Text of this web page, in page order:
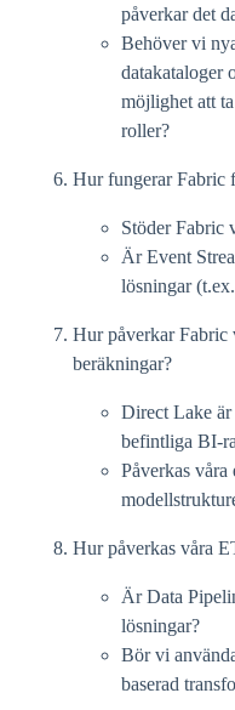
påverkar det
Behöver vi
datakataloger
möjlighet att
roller?
Hur fungerar Fabric
Stöder Fabric
ÄrEvent
lösningar
Hur påverkar
beräkningar?
Direct Lake
befintliga BI-
Påverkas
Hur påverkas våra
ÄrData
lösningar?
Bör vi
baserad